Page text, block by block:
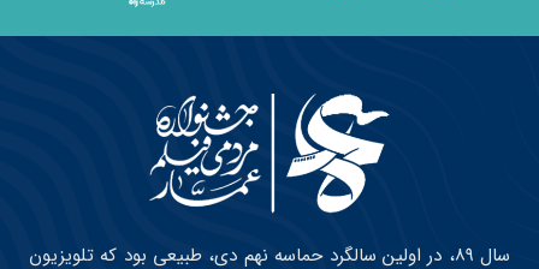
سال ۸۹، در اولین سالگرد حماسه نهم دی، طبیعی بود که تلویزیون